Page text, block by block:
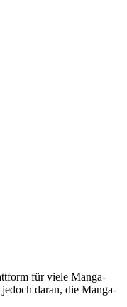
für viele Manga-
daran, die Manga-